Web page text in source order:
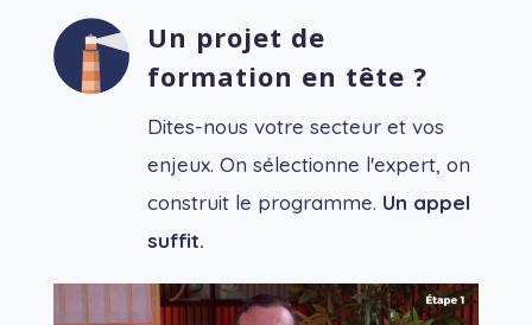
Un projet de
formation en tête ?
Dites-nous votre secteur et vos
enjeux. On sélectionne l'expert, on
construit le programme. Un appel
suffit.